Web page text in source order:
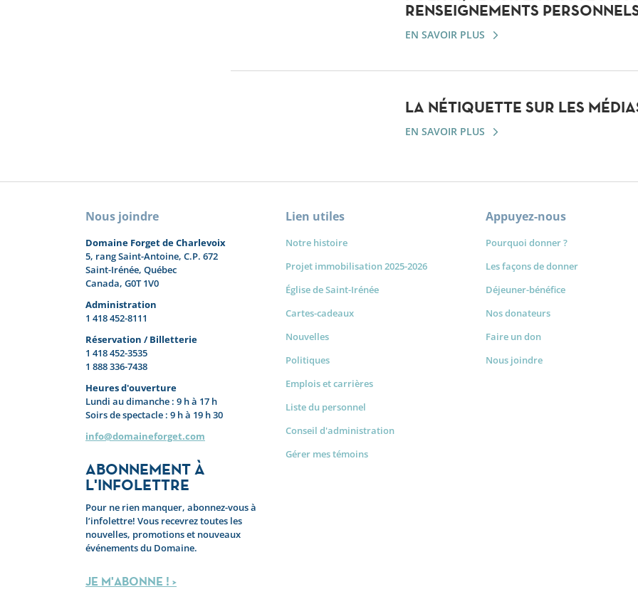
RENSEIGNEMENTS
EN SAVOIR PLUS
LA NÉTIQUETTE SUR LES
EN SAVOIR PLUS
Nous joindre
Domaine Forget de Charlevoix
5, rang Saint-Antoine, C.P. 672
Saint-Irénée, Québec
Canada, G0T 1V0
Administration
1 418 452-8111
Réservation / Billetterie
1 418 452-3535
1 888 336-7438
Heures d'ouverture
Lundi au dimanche : 9 h à 17 h
Soirs de spectacle : 9 h à 19 h 30
info@domaineforget.com
ABONNEMENT À
L'INFOLETTRE
Pour ne rien manquer, abonnez-vous à
l’infolettre! Vous recevrez toutes les
nouvelles, promotions et nouveaux
événements du Domaine.
JE M'ABONNE ! >
Lien utiles
Notre histoire
Projet immobilisation 2025-2026
Église de Saint-Irénée
Cartes-cadeaux
Nouvelles
Politiques
Emplois et carrières
Liste du personnel
Conseil d'administration
Gérer mes témoins
Appuyez-nous
Pourquoi donner ?
Les façons de donner
Déjeuner-bénéfice
Nos donateurs
Faire un don
Nous joindre